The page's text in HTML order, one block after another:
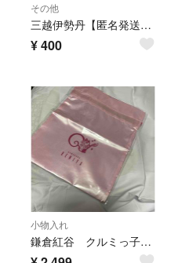
その他
三越伊勢丹【匿名発送】ショッパー 紙袋 Mitsukoshi 2点セット
¥400
小物入れ
鎌倉紅谷 クルミっ子 サテンポーチ 31×24cm